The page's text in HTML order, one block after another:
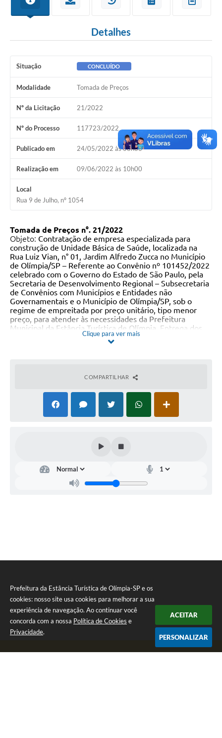
Prefeitura da Estância Turística de Olímpia-SP e os
cookies: nosso site usa cookies para melhorar a sua
experiência de navegação. Ao continuar você
concorda com a nossa Política de Cookies e
Privacidade.
ACEITAR
PERSONALIZAR
Detalhes
Situação CONCLUÍDO
Modalidade Tomada de Preços
Nº da Licitação 21/2022
Nº do Processo 117723/2022
Publicado em 24/05/2022 às 08h30
Realização em 09/06/2022 às 10h00
Local
Rua 9 de Julho, nº 1054
Tomada de Preços n°. 21/2022
Objeto: Contratação de empresa especializada para
construção de Unidade Básica de Saúde, localizada na
Rua Luiz Vian, n° 01, Jardim Alfredo Zucca no Município
de Olímpia/SP – Referente ao Convênio nº 101452/2022
celebrado com o Governo do Estado de São Paulo, pela
Secretaria de Desenvolvimento Regional – Subsecretaria
de Convênios com Municípios e Entidades não
Governamentais e o Município de Olímpia/SP, sob o
regime de empreitada por preço unitário, tipo menor
preço, para atender às necessidades da Prefeitura
Municipal da Estância Turística de Olímpia. Entrega dos
Envelopes: 09/06/2022 às 09h30. Abertura dos
10h
Clique para ver mais
COMPARTILHAR